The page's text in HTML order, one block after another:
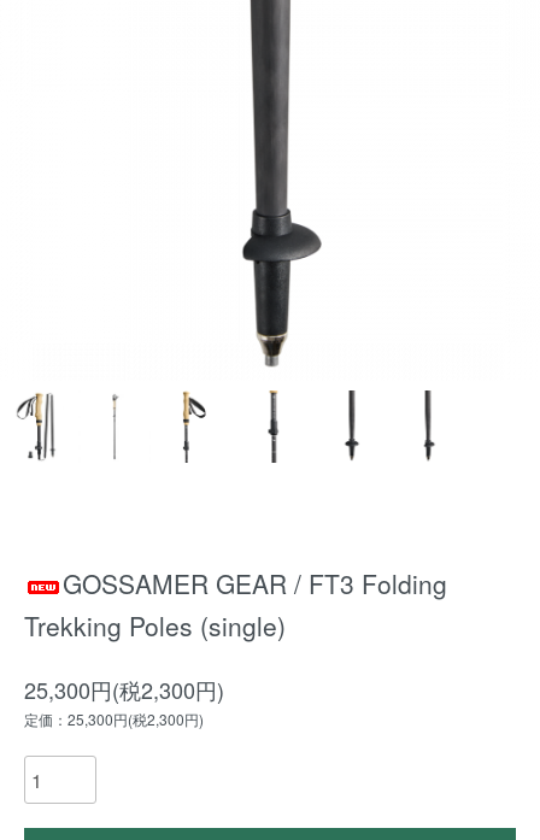
GOSSAMER GEAR / FT3 Folding
Trekking Poles (single)
25,300円(税2,300円)
定価：25,300円(税2,300円)